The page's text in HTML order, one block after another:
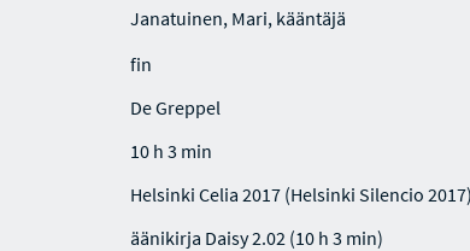
Janatuinen, Mari, kääntäjä
fin
De Greppel
10 h 3 min
Helsinki Celia 2017 (Helsinki Silencio 2017)
äänikirja Daisy 2.02 (10 h 3 min)